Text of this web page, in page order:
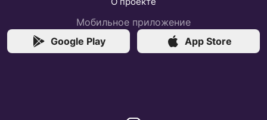
Мобильное приложение
Google Play
App Store